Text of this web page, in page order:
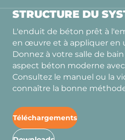
STRUCTURE DU
L'enduit de béton prêt à
en œuvre et à appliquer en
Donnez à votre salle de
aspect béton moderne
Consultez le manuel ou la
connaître la bonne
Téléchargements